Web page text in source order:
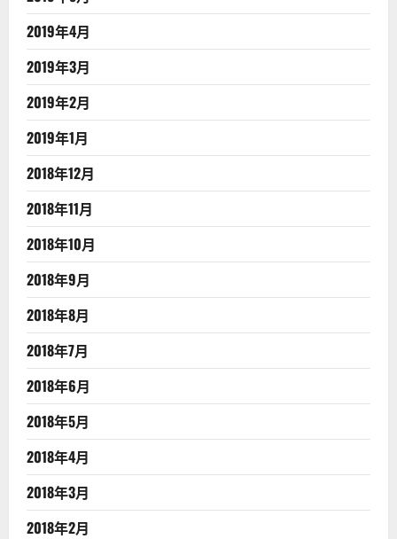
2019年4月
2019年3月
2019年2月
2019年1月
2018年12月
2018年11月
2018年10月
2018年9月
2018年8月
2018年7月
2018年6月
2018年5月
2018年4月
2018年3月
2018年2月